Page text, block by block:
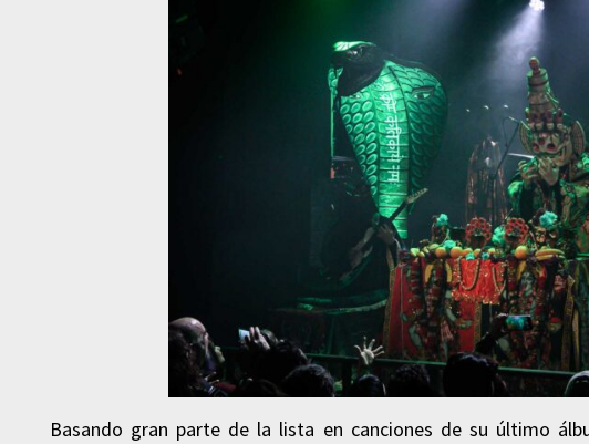
Basando gran parte de la lista en canciones de su último